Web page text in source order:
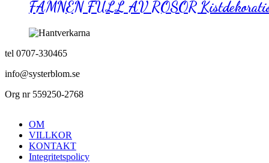
Kistdekoration
FAMNEN FULL AV ROSOR
tel 0707-330465
info@systerblom.se
Org nr 559250-2768
OM
VILLKOR
KONTAKT
Integritetspolicy